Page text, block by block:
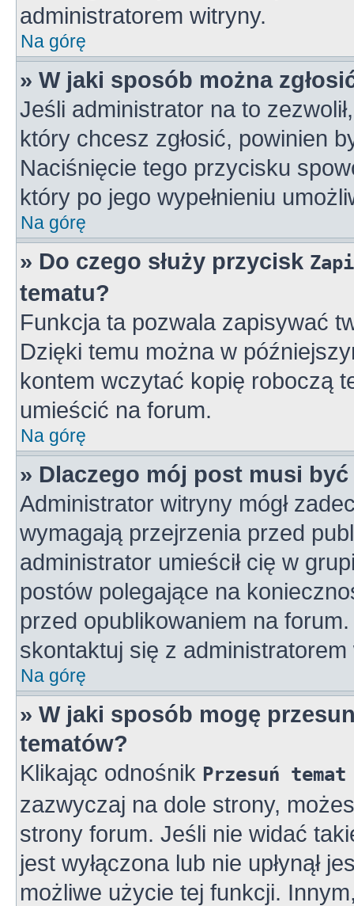
administratorem witryny.
Na górę
» W jaki sposób można
Jeśli administrator na to
który chcesz zgłosić, powinien
Naciśnięcie tego przycisku
który po jego wypełnieniu
Na górę
» Do czego służy przycisk
tematu?
Funkcja ta pozwala zapisywać
Dzięki temu można w
kontem wczytać kopię roboczą
umieścić na forum.
Na górę
» Dlaczego mój post musi
Administrator witryny mógł
wymagają przejrzenia przed
administrator umieścił cię w
postów polegające na
przed opublikowaniem na
skontaktuj się z administratorem
Na górę
» W jaki sposób mogę
tematów?
Klikając odnośnik Przesuń
zazwyczaj na dole strony,
strony forum. Jeśli nie widać
jest wyłączona lub nie upłynął
możliwe użycie tej funkcji.